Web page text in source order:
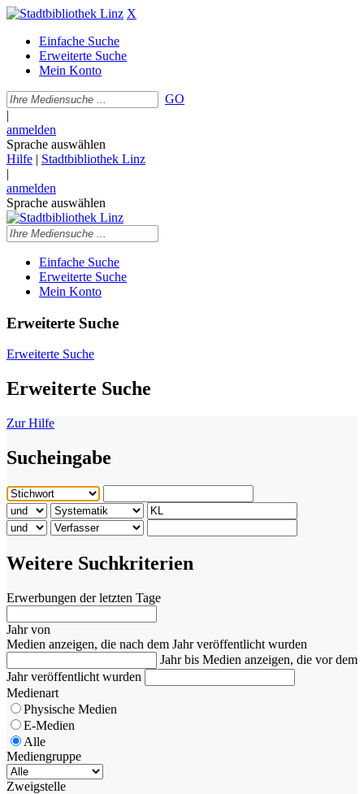
X
Einfache Suche
Erweiterte Suche
Mein Konto
GO
|
anmelden
Sprache auswählen
Hilfe | Stadtbibliothek Linz
|
anmelden
Sprache auswählen
Einfache Suche
Erweiterte Suche
Mein Konto
Erweiterte Suche
Erweiterte Suche
Erweiterte Suche
Zur Hilfe
Sucheingabe
Weitere Suchkriterien
Erwerbungen der letzten Tage
Jahr von
Medien anzeigen, die nach dem Jahr veröffentlicht wurden
Jahr bis Medien anzeigen, die vor dem
Jahr veröffentlicht wurden
Medienart
Physische Medien
E-Medien
Alle
Mediengruppe
Zweigstelle